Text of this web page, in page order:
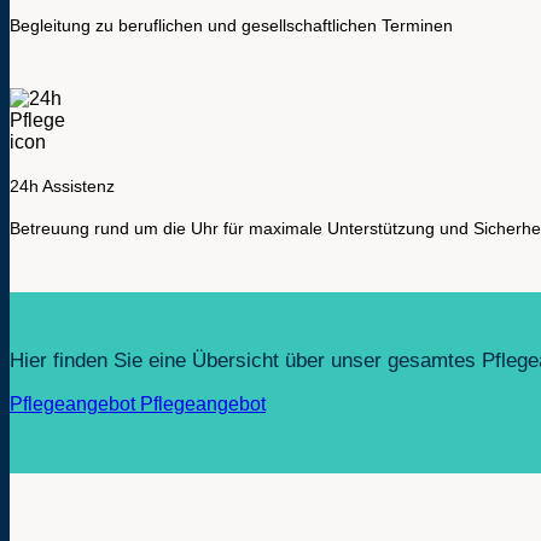
Begleitung zu beruflichen und gesellschaftlichen Terminen
24h Assistenz
Betreuung rund um die Uhr für maximale Unterstützung und
Hier finden Sie eine Übersicht über unser gesamtes
Pflegeangebot Pflegeangebot